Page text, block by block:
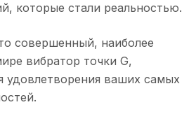
которые стали реальностью.
совершенный, наиболее
вибратор точки G,
удовлетворения ваших самых